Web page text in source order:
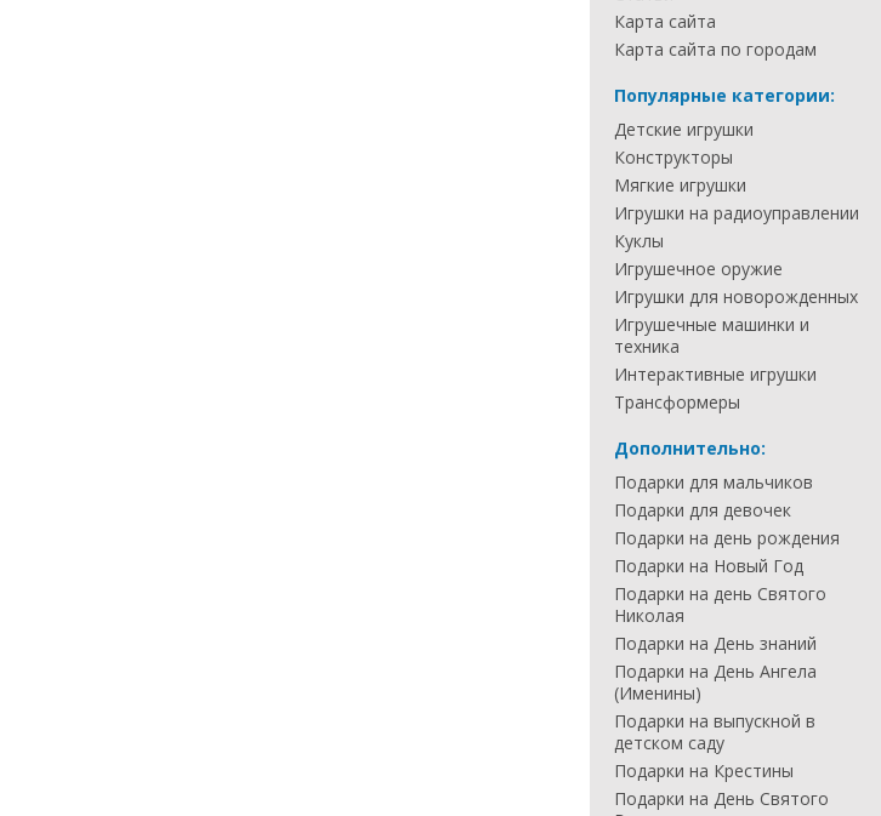
Карта сайта
Карта сайта по городам
Популярные категории:
Детские игрушки
Конструкторы
Мягкие игрушки
Игрушки на радиоуправлении
Куклы
Игрушечное оружие
Игрушки для новорожденных
Игрушечные машинки и
техника
Интерактивные игрушки
Трансформеры
Дополнительно:
Подарки для мальчиков
Подарки для девочек
Подарки на день рождения
Подарки на Новый Год
Подарки на день Святого
Николая
Подарки на День знаний
Подарки на День Ангела
(Именины)
Подарки на выпускной в
детском саду
Подарки на Крестины
Подарки на День Святого